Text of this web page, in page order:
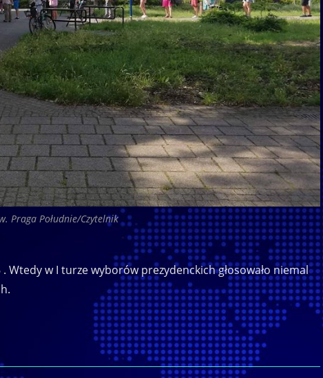
Praga Południe/Czytelnik
w I turze wyborów prezydenckich głosowało niemal